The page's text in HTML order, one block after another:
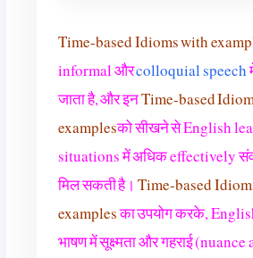
Time-based Idioms with
informal औरcolloquial speech
जाता है, और इनTime-based
examplesको सीखने से English
situations में अधिक effectively
मिल सकती है। Time-based
examplesका उपयोग करके,
भाषण में सूक्ष्मता और गहराई